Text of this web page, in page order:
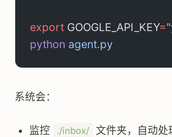
export GOOGLE_API_KEY=
python agent.py
系统会：
监控 ./inbox/ 文件夹，自动处